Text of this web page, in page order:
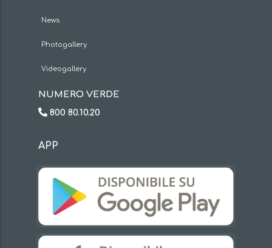
News
Photogallery
Videogallery
NUMERO VERDE
800 80.10.20
APP